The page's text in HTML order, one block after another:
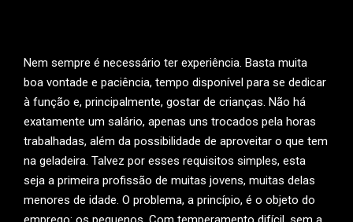
Nem sempre é necessário ter experiência. Basta muita
boa vontade e paciência, tempo disponível para se dedicar
à função e, principalmente, gostar de crianças. Não há
exatamente um salário, apenas uns trocados pela horas
trabalhadas, além da possibilidade de aproveitar o que tem
na geladeira. Talvez por esses requisitos simples, esta
seja a primeira profissão de muitas jovens, muitas delas
menores de idade. O problema, a princípio, é o objeto do